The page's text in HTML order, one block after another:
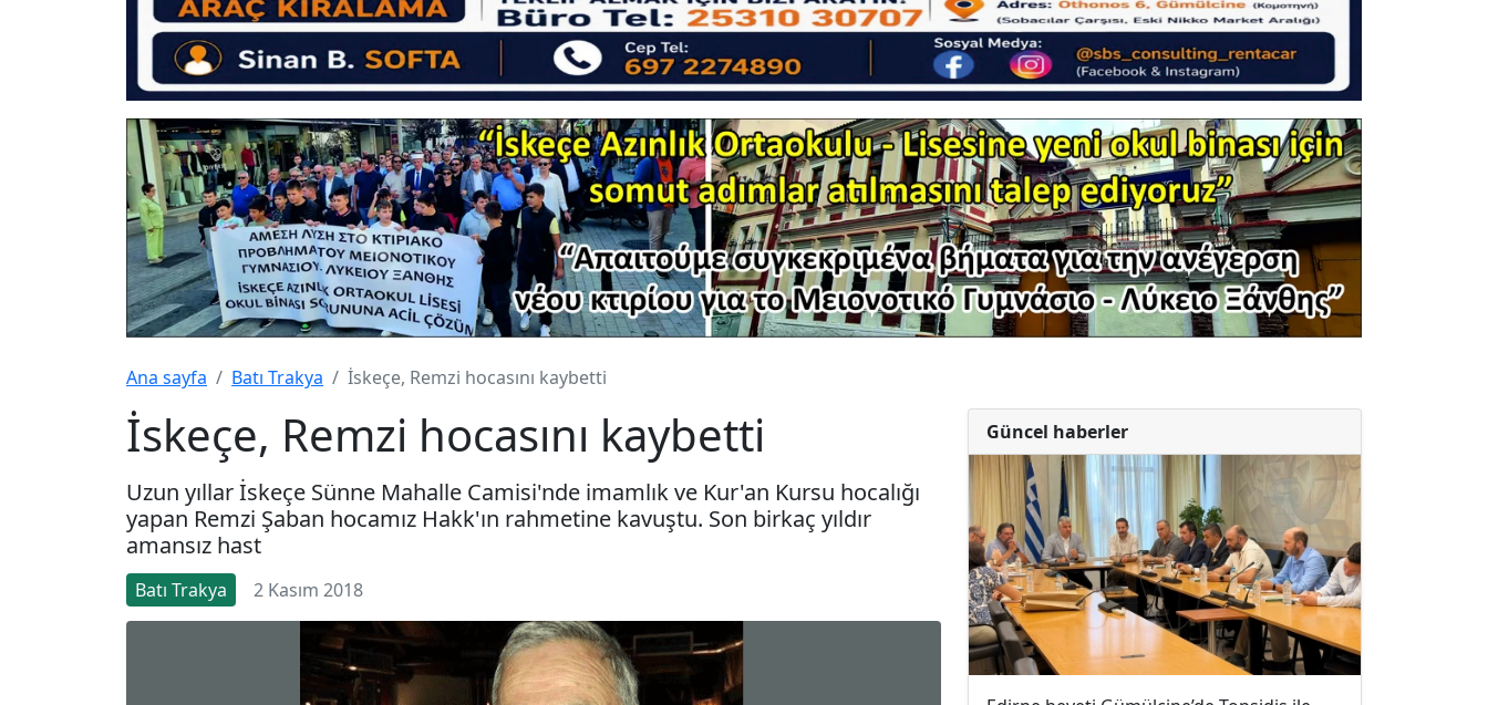
Ana sayfa Batı Trakya İskeçe, Remzi hocasını kaybetti
İskeçe, Remzi hocasını kaybetti
Uzun yıllar İskeçe Sünne Mahalle Camisi'nde imamlık ve Kur'an Kursu hocalığı
yapan Remzi Şaban hocamız Hakk'ın rahmetine kavuştu. Son birkaç yıldır
amansız hast
Batı Trakya 2 Kasım 2018
Güncel haberler